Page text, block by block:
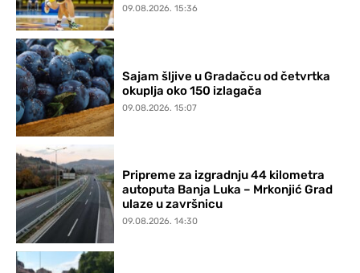
09.08.2026. 15:36
Sajam šljive u Gradačcu od četvrtka
okuplja oko 150 izlagača
09.08.2026. 15:07
Pripreme za izgradnju 44 kilometra
autoputa Banja Luka – Mrkonjić Grad
ulaze u završnicu
09.08.2026. 14:30